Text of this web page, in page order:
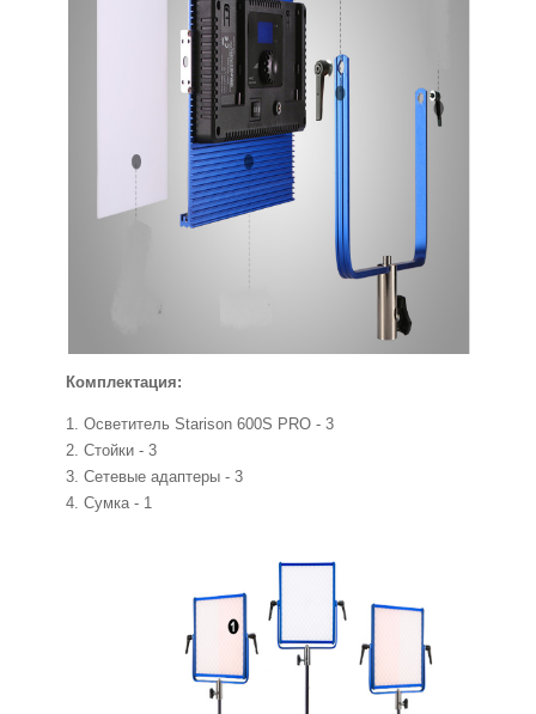
Комплектация:
1. Осветитель Starison 600S PRO - 3
2. Стойки - 3
3. Сетевые адаптеры - 3
4. Сумка - 1